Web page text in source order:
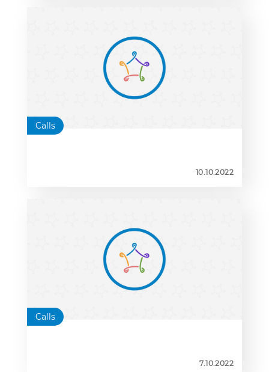
Calls
10.10.2022
Calls
7.10.2022